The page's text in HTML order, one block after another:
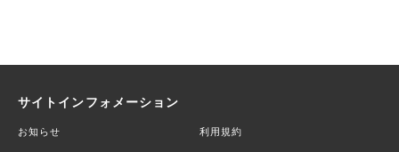
サイトインフォメーション
お知らせ 利用規約